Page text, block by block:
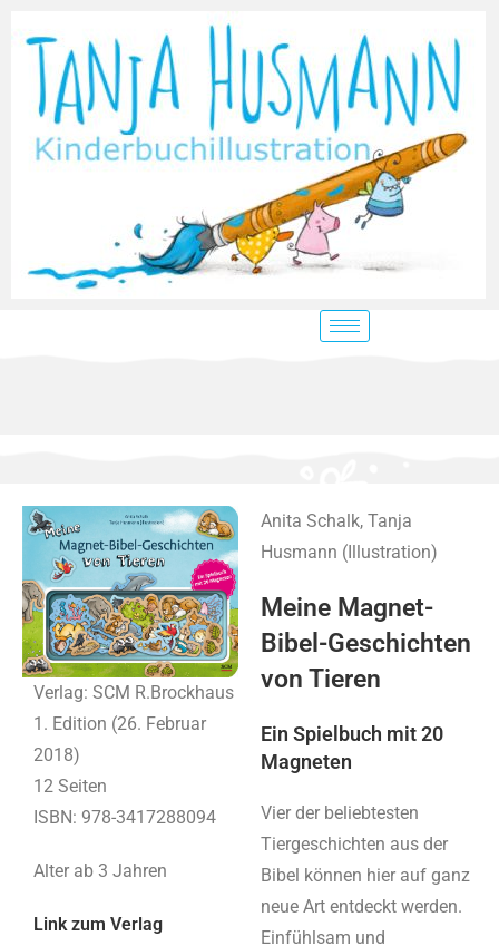
Verlag: SCM R.Brockhaus
1. Edition (26. Februar
2018)
12 Seiten
ISBN: 978-3417288094
Alter ab 3 Jahren
Link zum Verlag
Anita Schalk, Tanja
Husmann (Illustration)
Meine Magnet-
Bibel-Geschichten
von Tieren
Ein Spielbuch mit 20
Magneten
Vier der beliebtesten
Tiergeschichten aus der
Bibel können hier auf ganz
neue Art entdeckt werden.
Einfühlsam und